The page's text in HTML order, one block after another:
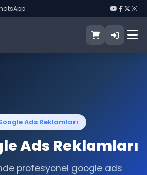
Ads Reklamları
Ads Reklamları
profesyonel google ads